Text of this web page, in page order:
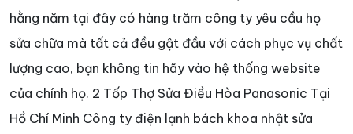
hằng năm tại đây có hàng trăm công ty yêu cầu họ
sửa chữa mà tất cả đều gật đầu với cách phục vụ chất
lượng cao, bạn không tin hãy vào hệ thống website
của chính họ. 2 Tốp Thợ Sửa Điều Hòa Panasonic Tại
Hồ Chí Minh Công ty điện lạnh bách khoa nhật sửa